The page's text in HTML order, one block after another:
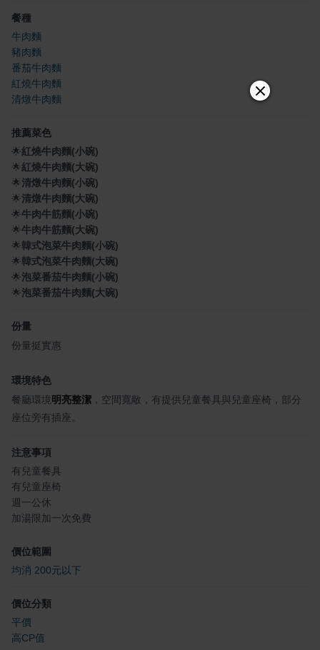
餐種
牛肉麵
豬肉麵
番茄牛肉麵
紅燒牛肉麵
清燉牛肉麵
推薦菜色
🌟紅燒牛肉麵(小碗)
🌟紅燒牛肉麵(大碗)
🌟清燉牛肉麵(小碗)
🌟清燉牛肉麵(大碗)
🌟牛肉牛筋麵(小碗)
🌟牛肉牛筋麵(大碗)
🌟韓式泡菜牛肉麵(小碗)
🌟韓式泡菜牛肉麵(大碗)
🌟泡菜番茄牛肉麵(小碗)
🌟泡菜番茄牛肉麵(大碗)
份量
份量挺實惠
環境特色
餐廳環境明亮整潔 ，空間寬敞，有提供兒童餐具與兒童座椅，部分
座位旁有插座。
注意事項
有兒童餐具
有兒童座椅
週一公休
加湯限加一次免費
價位範圍
均消 200元以下
價位分類
平價
高CP值